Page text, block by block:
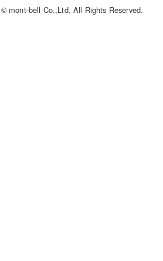
© mont-bell Co.,Ltd. All Rights Reserved.